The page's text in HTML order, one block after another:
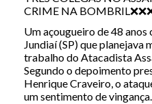
CRIME NA
Um açougueiro de 48
Jundiaí (SP) que planejava
trabalho do Atacadista
Segundo o depoimento
Henrique Craveiro, o
um sentimento de vingança.